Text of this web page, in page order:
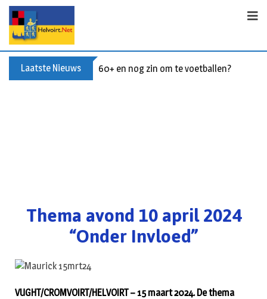
Laatste Nieuws Buxusplanten in brand in Biezenmortel,
Thema avond 10 april 2024
“Onder Invloed”
VUGHT/CROMVOIRT/HELVOIRT – 15 maart 2024. De thema